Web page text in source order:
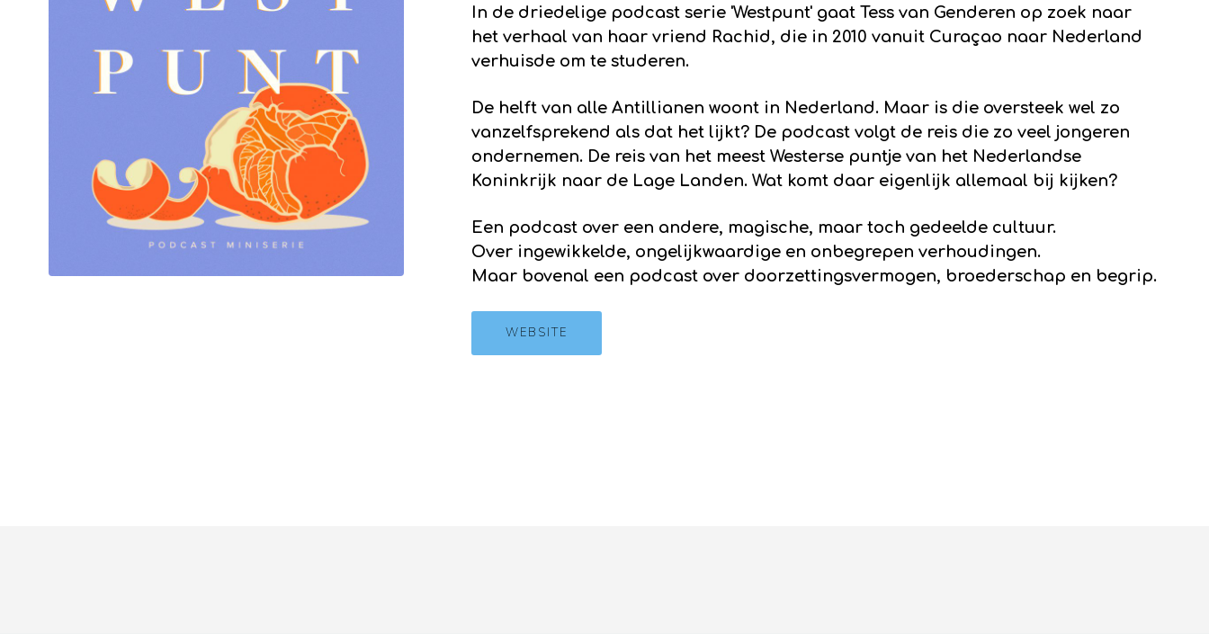
In de driedelige podcast serie 'Westpunt' gaat Tess van Genderen op zoek naar
het verhaal van haar vriend Rachid, die in 2010 vanuit Curaçao naar Nederland
verhuisde om te studeren.
De helft van alle Antillianen woont in Nederland. Maar is die oversteek wel zo
vanzelfsprekend als dat het lijkt? De podcast volgt de reis die zo veel jongeren
ondernemen. De reis van het meest Westerse puntje van het Nederlandse
Koninkrijk naar de Lage Landen. Wat komt daar eigenlijk allemaal bij kijken?
Een podcast over een andere, magische, maar toch gedeelde cultuur.
Over ingewikkelde, ongelijkwaardige en onbegrepen verhoudingen.
Maar bovenal een podcast over doorzettingsvermogen, broederschap en begrip.
WEBSITE